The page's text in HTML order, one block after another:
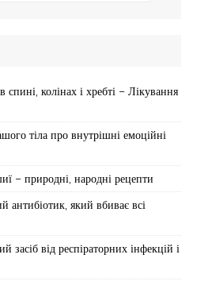
колінах і хребті – Лікування
тіла про внутрішні емоційні
– природні, народні рецепти
який вбиває всі
від респіраторних інфекцій і